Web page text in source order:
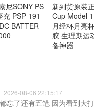
尼SONY PS
PSP-191
BATTER
新到货原装
Cup Model
月经杯月亮
胶 生理期运
备神器
2026-08-06 22:15:17
忘了还有五笔 因为看到大